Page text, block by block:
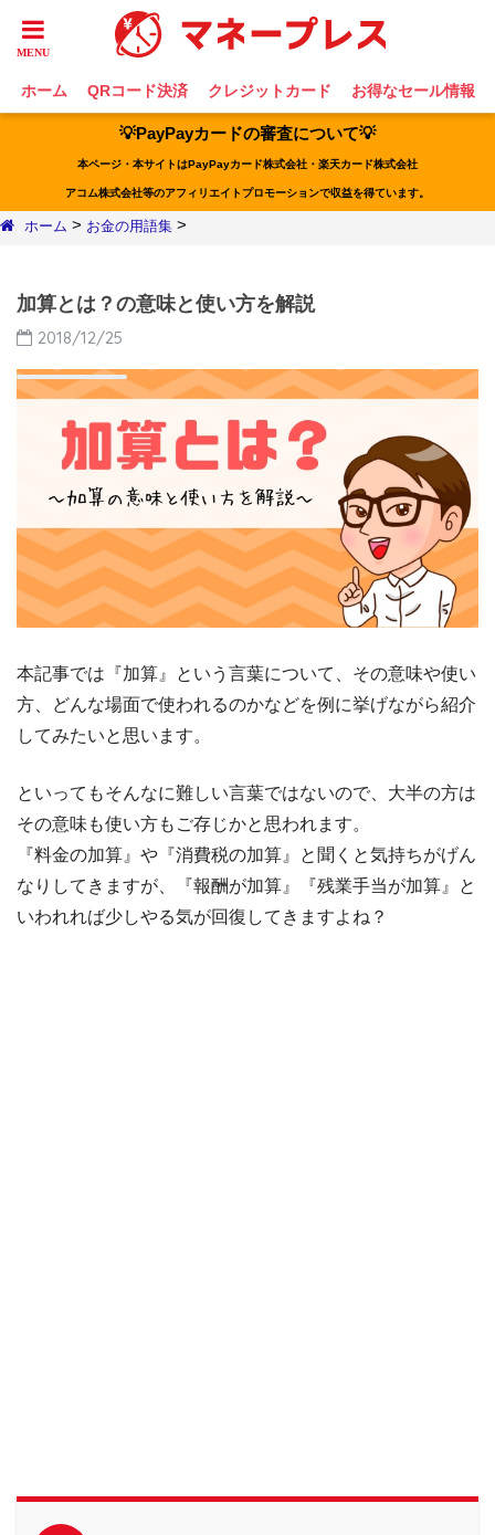
ホーム QRコード決済 クレジットカード お得なセール情報
💡PayPayカードの審査について💡
本ページ・本サイトはPayPayカード株式会社・楽天カード株式会社
アコム株式会社等のアフィリエイトプロモーションで収益を得ています。
ホーム > お金の用語集 >
加算とは？の意味と使い方を解説
2018/12/25
本記事では『加算』という言葉について、その意味や使い
方、どんな場面で使われるのかなどを例に挙げながら紹介
してみたいと思います。
といってもそんなに難しい言葉ではないので、大半の方は
その意味も使い方もご存じかと思われます。
『料金の加算』や『消費税の加算』と聞くと気持ちがげん
なりしてきますが、『報酬が加算』『残業手当が加算』と
いわれれば少しやる気が回復してきますよね？